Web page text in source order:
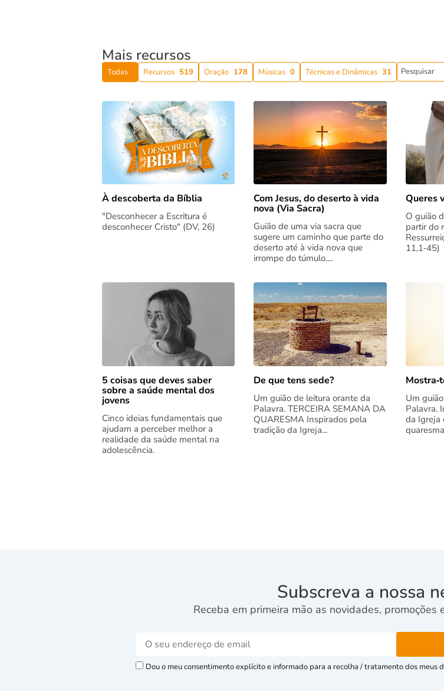
Mais recursos
Todas Recursos 519 Oração 178 Músicas 0 Técnicas e Dinâmicas 31
À descoberta da Bíblia
"Desconhecer a Escritura é
desconhecer Cristo" (DV, 26)
Com Jesus, do deserto à vida
nova (Via Sacra)
Guião de uma via sacra que
sugere um caminho que parte do
deserto até à vida nova que
irrompe do túmulo....
Queres
O guião
partir do
11,1‑45)
5 coisas que deves saber
sobre a saúde mental dos
jovens
Cinco ideias fundamentais que
ajudam a perceber melhor a
realidade da saúde mental na
adolescência.
De que tens sede?
Um guião de leitura orante da
Palavra. TERCEIRA SEMANA DA
QUARESMA Inspirados pela
tradição da Igreja...
Um
Palavra.
da Igreja
Subscreva a nossa
Receba em primeira mão as novidades, promoções
Dou o meu consentimento explícito e informado para a recolha / tratamento dos meus